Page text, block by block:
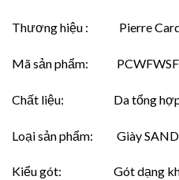
Thương hiệu : Pierre
Mã sản phẩm:
Chất liệu: Da tổng
Loại sản phẩm: Giày
Kiểu gót: Gót dạng